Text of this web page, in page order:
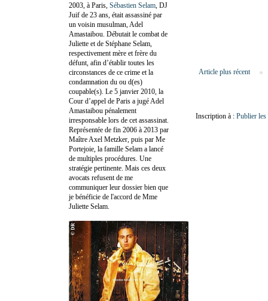
Article plus récent
Inscription à : Publier
2003, à Paris, Sébastien Selam , DJ
Juif de 23 ans, était assassiné par
un voisin musulman, Adel
Amastaibou. Débutait le combat de
Juliette et de Stéphane Selam,
respectivement mère et frère du
défunt, afin d’établir toutes les
circonstances de ce crime et la
condamnation du ou d(es)
coupable(s). Le 5 janvier 2010, la
Cour d’appel de Paris a jugé Adel
Amastaibou pénalement
irresponsable lors de cet assassinat.
Représentée de fin 2006 à 2013 par
Maître Axel Metzker, puis par Me
Portejoie, la famille Selam a lancé
de multiples procédures. Une
stratégie pertinente. Mais ces deux
avocats refusent de me
communiquer leur dossier bien que
je bénéficie de l'accord de Mme
Juliette Selam.